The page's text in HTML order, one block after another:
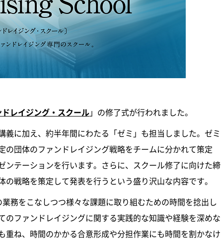
レイジング・スクール」の修了式が行われました。
に加え、約半年間にわたる「ゼミ」も担当しました。ゼミ
の団体のファンドレイジング戦略をチームに分かれて策定
ンテーションを行います。さらに、スクール修了に向けた締
戦略を策定して発表を行うという盛り沢山な内容です。
務をこなしつつ様々な課題に取り組むための時間を捻出し
のファンドレイジングに関する実践的な知識や経験を深めな
重ね、時間のかかる合意形成や分担作業にも時間を割かなけ